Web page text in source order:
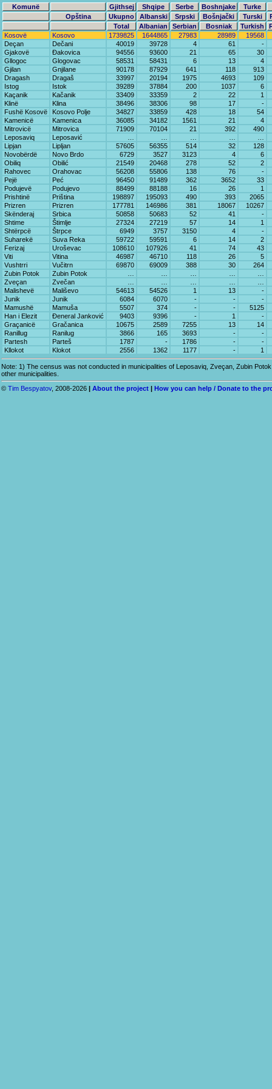
Komunë Gjithsej Shqipe Serbe Boshnjake
Turke
Opština
Ukupno Albanski Srpski Bošnjački Turski
Total
Albanian Serbian Bosniak Turkish
Kosovë
Kosovo 1739825 1644865 27983 28989
19568
Deçan
Dečani 40019 39728 4 61
-
Gjakovë
Đakovica 94556 93600 21 65
30
Gllogoc
Glogovac 58531 58431 6 13
4
Gjilan
Gnjilane 90178 87929 641 118
913
Dragash
Dragaš 33997 20194 1975 4693
109
Istog
Istok 39289 37884 200 1037
6
Kaçanik
Kačanik 33409 33359 2 22
1
Klinë
Klina 38496 38306 98 17
-
Fushë Kosovë
Kosovo Polje 34827 33859 428 18
54
Kamenicë
Kamenica 36085 34182 1561 21
4
Mitrovicë
Mitrovica 71909 70104 21 392
490
Leposaviq
Leposavić
Lipjan
Lipljan 57605 56355 514 32
128
Novobërdë
Novo Brdo 6729 3527 3123 4
6
Obiliq
Obilić 21549 20468 278 52
2
Rahovec
Orahovac 56208 55806 138 76
-
Pejë
Peć 96450 91489 362 3652
33
Podujevë
Podujevo 88499 88188 16 26
1
Prishtinë
Priština 198897 195093 490 393
2065
Prizren
Prizren 177781 146986 381 18067
10267
Skënderaj
Srbica 50858 50683 52 41
-
Shtime
Štimlje 27324 27219 57 14
1
Shtërpcë
Štrpce 6949 3757 3150 4
-
Suharekë
Suva Reka 59722 59591 6 14
2
Ferizaj
Uroševac 108610 107926 41 74
43
Viti
Vitina 46987 46710 118 26
5
Vushtrri
Vučitrn 69870 69009 388 30
264
Zubin Potok
Zubin Potok
Zveçan
Zvečan
Malishevë
Mališevo 54613 54526 1 13
-
Junik
Junik 6084 6070 - -
-
Mamushë
Mamuša 5507 374 - -
5125
Han i Elezit
Đeneral Janković 9403 9396 - 1
-
Graçanicë
Gračanica 10675 2589 7255 13
14
Ranillug
Ranilug 3866 165 3693 -
-
Partesh
Parteš 1787 - 1786 -
-
Kllokot
Klokot 2556 1362 1177 - 1
Note: 1) The census was not conducted in municipalities of Leposaviq, Zveçan, Zubin
other municipalities.
© Tim Bespyatov, 2008-2026 About the project How you can help / Donate to the